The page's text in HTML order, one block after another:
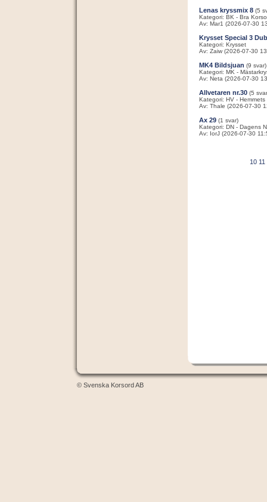
Lenas kryssmix 8 (5
Kategori: BK - Bra
Av: Mar1 (2026-07-30
Krysset Special 3
Kategori: Krysset
Av: Zaiw (2026-07-30
MK4 Bildsjuan (9 svar)
Kategori: MK -
Av: Neta (2026-07-30
Allvetaren nr.30 (5
Kategori: HV - Hemmets
Av: Thale (2026-07-30
Ax 29 (1 svar)
Kategori: DN - Dagens
Av: IorJ (2026-07-30
10 11
© Svenska Korsord AB